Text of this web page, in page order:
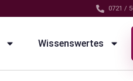
0721 /
Wissenswertes